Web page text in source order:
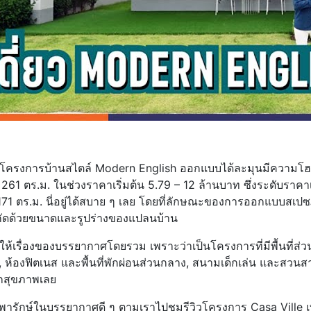
รงการบ้านสไตล์ Modern English ออกแบบได้ละมุนมีความ
ตร.ม. ในช่วงราคาเริ่มต้น 5.79 – 12 ล้านบาท ซึ่งระดับราค
ตร.ม. นี่อยู่ได้สบาย ๆ เลย โดยที่ลักษณะของการออกแบบสเป
ด้วยขนาดและรูปร่างของแปลนบ้าน
เรื่องของบรรยากาศโดยรวม เพราะว่าเป็นโครงการที่มีพื้นที่ส่
ห้องฟิตเนส และพื้นที่พักผ่อนส่วนกลาง, สนามเด็กเล่น และสวน
สุขภาพเลย
รักษ์ในบรรยากาศดี ๆ ตามเราไปชมรีวิวโครงการ Casa